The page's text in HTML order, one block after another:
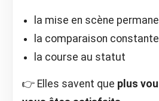
la mise en scène
la comparaison constante
la course au statut
👉 Elles savent que plus